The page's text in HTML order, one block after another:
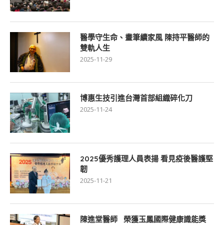
醫學守生命、畫筆續家風 陳持平醫師的
雙軌人生
2025-11-29
博惠生技引進台灣首部組織碎化刀
2025-11-24
2025優秀護理人員表揚 看見疫後醫護堅
韌
2025-11-21
陳進堂醫師 榮獲玉鳳國際健康識能獎